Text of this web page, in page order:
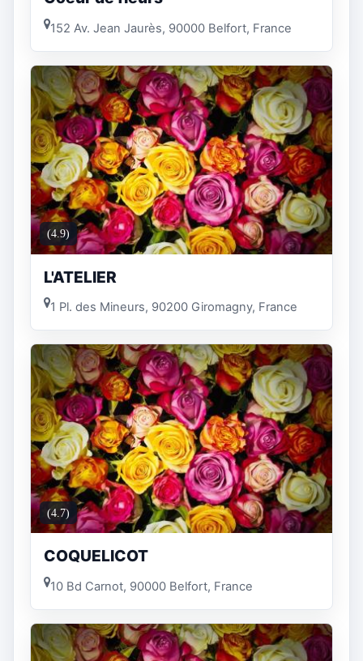
152 Av. Jean Jaurès, 90000 Belfort, France
(4.9)
L'ATELIER
1 Pl. des Mineurs, 90200 Giromagny, France
(4.7)
COQUELICOT
10 Bd Carnot, 90000 Belfort, France